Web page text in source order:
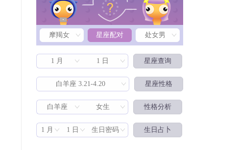
星座配对
摩羯女 星座配对 处女男
1 月 1 日 星座查询
白羊座 3.21-4.20 星座性格
白羊座 女生 性格分析
1 月 1 日 生日密码 生日占卜